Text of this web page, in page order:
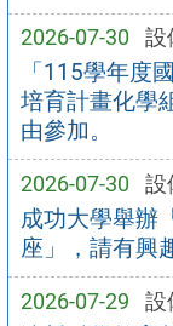
2026-07-30 設
「115學年度
培育計畫化學
由參加。
2026-07-30 設
成功大學舉辦
座」，請有興
2026-07-29 設